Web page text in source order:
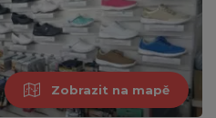
Zobrazit na mapě